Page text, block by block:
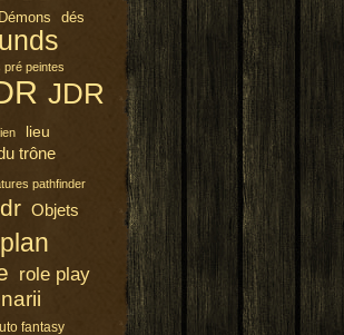
Démons dés
pré peintes
JDR
lieu
trône
pathfinder
Objets
plan
role play
fantasy